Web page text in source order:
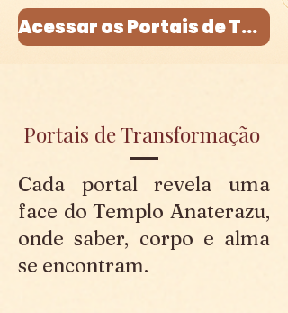
Acessar os Portais de Transformação
Portais de Transformação
Cada portal revela uma
face do Templo Anaterazu,
onde saber, corpo e alma
se encontram.